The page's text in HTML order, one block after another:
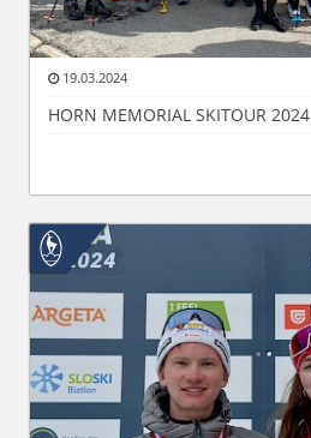
19.03.2024
HORN MEMORIAL SKITOUR 2024